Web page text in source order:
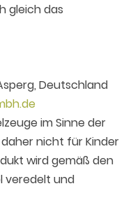
gleich das
Deutschland
im Sinne der
nicht für Kinder
wird gemäß den
veredelt und